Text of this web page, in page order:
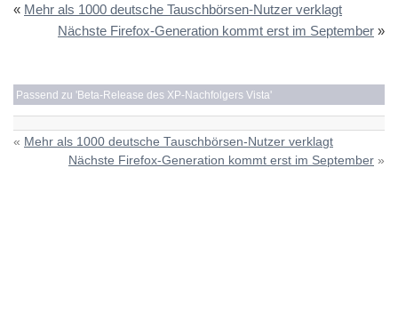
« Mehr als 1000 deutsche Tauschbörsen-Nutzer verklagt
Nächste Firefox-Generation kommt erst im September »
Passend zu 'Beta-Release des XP-Nachfolgers Vista'
« Mehr als 1000 deutsche Tauschbörsen-Nutzer verklagt
Nächste Firefox-Generation kommt erst im September »